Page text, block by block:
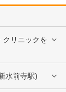
クリニックを
水前寺駅)